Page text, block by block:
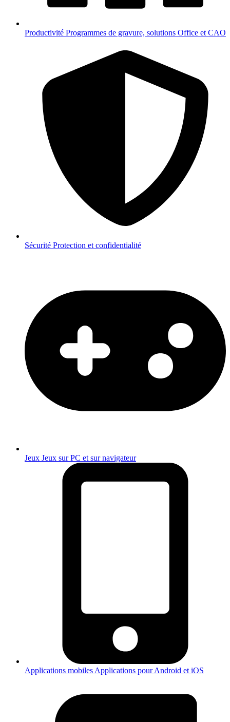
Productivité Programmes de gravure, solutions Office et CAO
Sécurité Protection et confidentialité
Jeux Jeux sur PC et sur navigateur
Applications mobiles Applications pour Android et iOS